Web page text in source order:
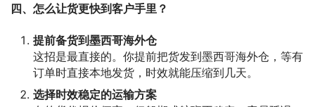
四、怎么让货更快到客户手里？
提前备货到墨西哥海外仓
这招是最直接的。你提前把货发到墨西哥海外仓，等有
订单时直接本地发货，时效就能压缩到几天。
选择时效稳定的运输方案